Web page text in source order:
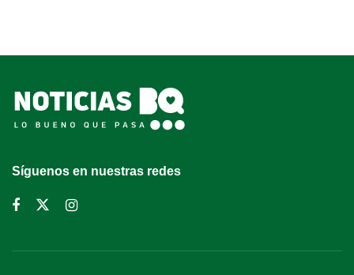
Síguenos en nuestras redes